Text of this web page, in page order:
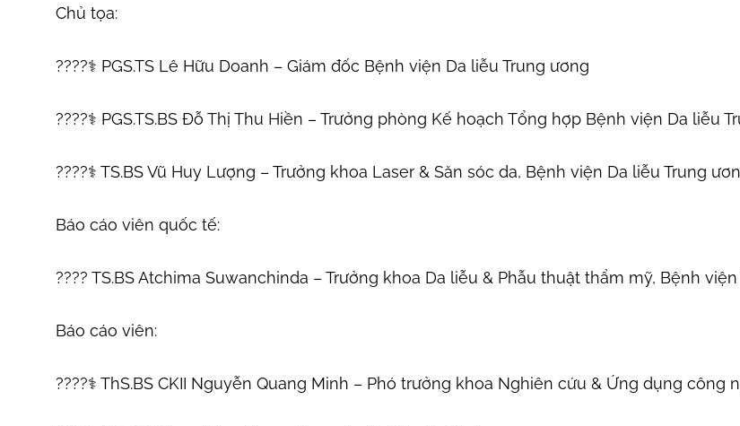
Chủ tọa:
????‍⚕️ PGS.TS Lê Hữu Doanh – Giám đốc Bệnh viện Da liễu Trung ương
????‍⚕️ PGS.TS.BS Đỗ Thị Thu Hiền – Trưởng phòng Kế hoạch Tổng hợp Bệnh viện Da liễu
????‍⚕️ TS.BS Vũ Huy Lượng – Trưởng khoa Laser & Săn sóc da, Bệnh viện Da liễu Trung
Báo cáo viên quốc tế:
???? TS.BS Atchima Suwanchinda – Trưởng khoa Da liễu & Phẫu thuật thẩm mỹ, Bệnh
Báo cáo viên:
????‍⚕️ ThS.BS CKII Nguyễn Quang Minh – Phó trưởng khoa Nghiên cứu & Ứng dụng